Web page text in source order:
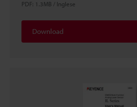
PDF: 1.3MB / Inglese
Download